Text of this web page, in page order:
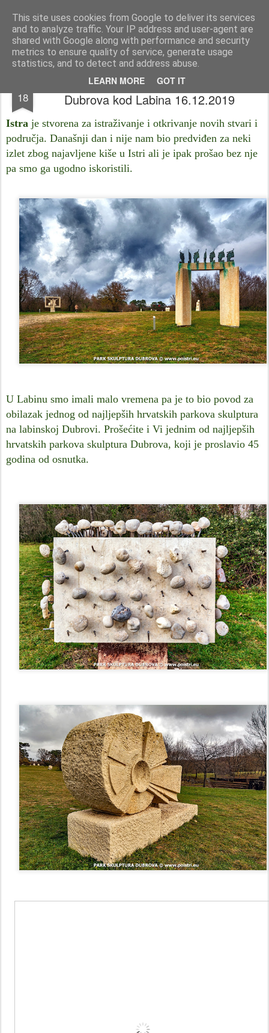
This site uses cookies from Google to deliver its services
and to analyze traffic. Your IP address and user-agent are
shared with Google along with performance and security
metrics to ensure quality of service, generate usage
statistics, and to detect and address abuse.
LEARN MORE GOT IT
Istra photo blog POISTRI.EU © Putopisi | reportaže Istra i Kvarner
Pages
18
Putopisi po Istri: Park skulptura MKS
Dubrova kod Labina 16.12.2019
Istra je stvorena za istraživanje i otkrivanje novih stvari i
područja. Današnji dan i nije nam bio predviđen za neki
izlet zbog najavljene kiše u Istri ali je ipak prošao bez nje
pa smo ga ugodno iskoristili.
U Labinu smo imali malo vremena pa je to bio povod za
obilazak jednog od najljepših hrvatskih parkova skulptura
na labinskoj Dubrovi. Prošećite i Vi jednim od najljepših
hrvatskih parkova skulptura Dubrova, koji je proslavio 45
godina od osnutka.